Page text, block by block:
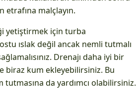
etrafına malçlayın.
yetiştirmek için turba
ıslak değil ancak nemli tutmalı
Drenajı daha iyi bir
biraz kum ekleyebilirsiniz. Bu
da yardımcı olabilirsiniz.